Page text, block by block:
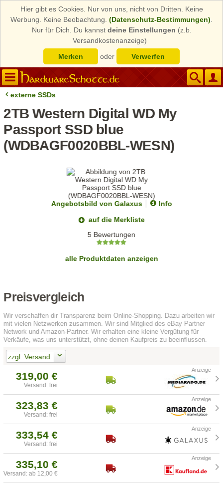
Hier gibt es Cookies. Nur von uns, nicht von Dritten. Keine
Werbung. Keine Beobachtung. (Datenschutz-Bestimmungen)
Nur für Dich. Du kannst deine Einstellungen (z.b.
Versandkostenanzeige)
Merken
oder Verwerfen
externe SSDs
2TB Western Digital WD My
Passport SSD blue
(WDBAGF0020BBL-WESN)
Angebotsbild von Galaxus
Info
auf die Merkliste
5 Bewertungen
alle Produktdaten anzeigen
Preisvergleich
Wir verschaffen dir Transparenz beim Online-Shopping. Dazu arbeiten wir
mit vielen Netzwerken zusammen. Wir sind Mitglied des eBay Partner
Network und Amazon-Partner. Wir erhalten eine kleine Vergütung für
Verkäufe, was uns unterstützt, ohne deinen Kaufpreis zu beeinflussen.
zzgl. Versand
319,00 €
Versand: frei
323,83 €
Versand: frei
333,54 €
Versand: frei
335,10 €
Versand: ab 12,00 €